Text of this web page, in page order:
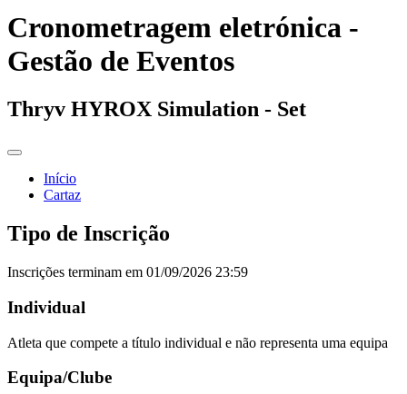
Cronometragem eletrónica -
Gestão de Eventos
Thryv HYROX Simulation - Set
Início
Cartaz
Tipo de Inscrição
Inscrições terminam em 01/09/2026 23:59
Individual
Atleta que compete a título individual e não representa uma equipa
Equipa/Clube